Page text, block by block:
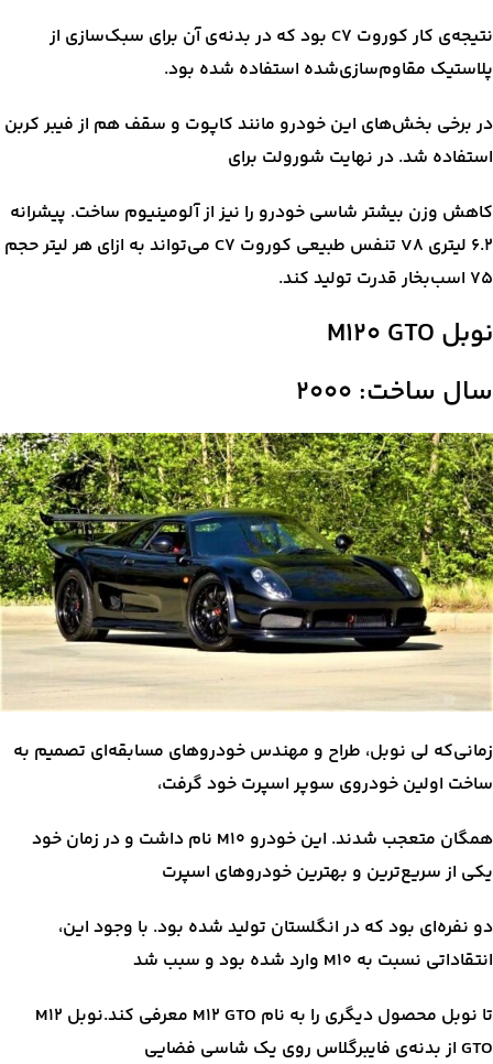
نتیجه‌ی کار کوروت C7 بود که در بدنه‌ی آن برای سبک‌سازی از
پلاستیک مقاوم‌سازی‌شده استفاده شده بود.
در برخی بخش‌های این خودرو مانند کاپوت و سقف هم از فیبر کربن
استفاده شد. در نهایت شورولت برای
کاهش وزن بیشتر شاسی خودرو را نیز از آلومینیوم ساخت. پیشرانه
۶.۲ لیتری V8 تنفس طبیعی کوروت C7 می‌تواند به ازای هر لیتر حجم
۷۵ اسب‌بخار قدرت تولید کند.
نوبل M120 GTO
سال ساخت: ۲۰۰۰
زمانی‌که لی نوبل، طراح و مهندس خودروهای مسابقه‌ای تصمیم به
ساخت اولین خودروی سوپر اسپرت خود گرفت،
همگان متعجب شدند. این خودرو M10 نام داشت و در زمان خود
یکی از سریع‌ترین و بهترین خودروهای اسپرت
دو نفره‌ای بود که در انگلستان تولید شده بود. با وجود این،
انتقاداتی نسبت به M10 وارد شده بود و سبب شد
تا نوبل محصول دیگری را به نام M12 GTO معرفی کند.نوبل M12
GTO از بدنه‌ی فایبرگلاس روی یک شاسی فضایی